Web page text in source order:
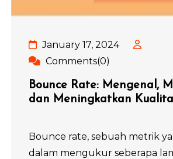
January 17, 2024
Comments(0)
Bounce Rate: Mengenal,
dan Meningkatkan
Bounce rate, sebuah metrik
dalam mengukur seberapa